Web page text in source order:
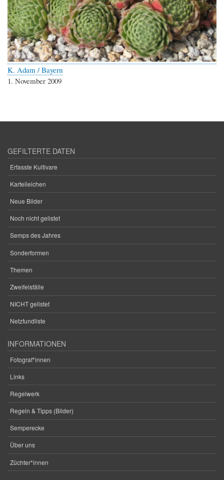
K. Adam / Bayern
1. November 2009
GEFILTERTE DATEN
Erfasste Kultivare
Karteileichen
Neue Bilder
Noch nicht gelistet
Semps des Jahres
Sonderformen
Themen
Zweifelsfälle
NICHT gelistet
Netzfundliste
INFORMATIONEN
Fotograf*innen
Links
Regelwerk
Regeln & Tipps (Bilder)
Semperecke
Über uns
Züchter*innen